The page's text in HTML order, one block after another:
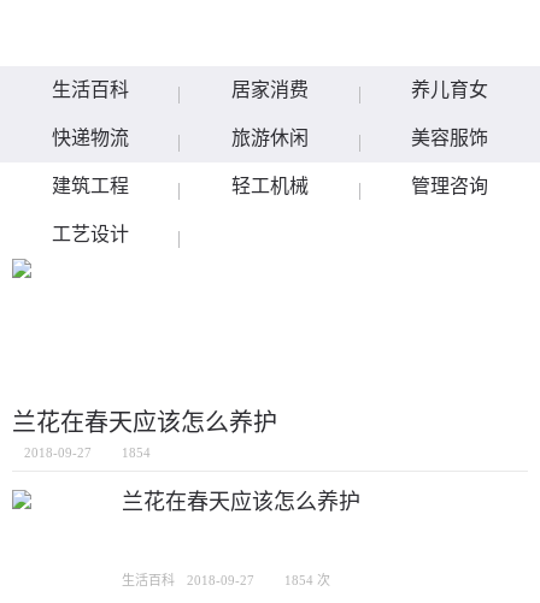
生活百科 居家消费 养儿育女
快递物流 旅游休闲 美容服饰
建筑工程 轻工机械 管理咨询
工艺设计
兰花在春天应该怎么养护
2018-09-27 1854
兰花在春天应该怎么养护
生活百科 2018-09-27 1854 次